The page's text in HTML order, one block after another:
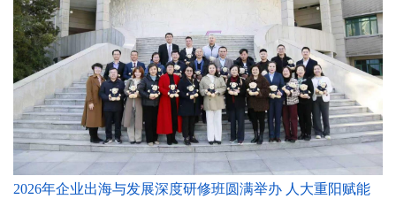
2026年企业出海与发展深度研修班圆满举办 人大重阳赋能